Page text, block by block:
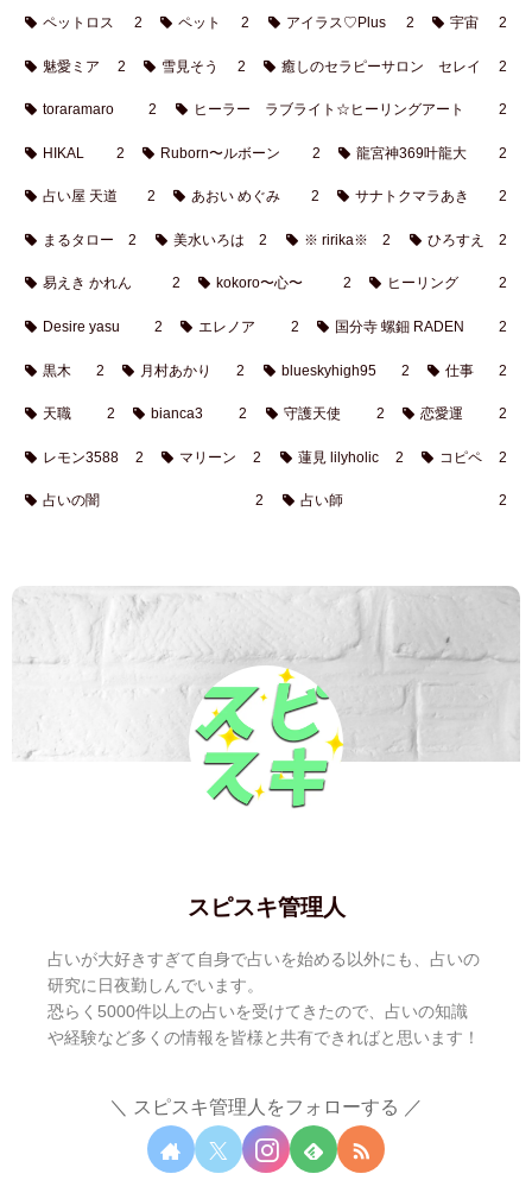
ペットロス 2 ペット 2 アイラス♡Plus 2 宇宙 2
魅愛ミア 2 雪見そう 2 癒しのセラピーサロン セレイ 2
toraramaro 2 ヒーラー ラブライト☆ヒーリングアート 2
HIKAL 2 Ruborn〜ルボーン 2 龍宮神369叶龍大 2
占い屋 天道 2 あおい めぐみ 2 サナトクマラあき 2
まるタロー 2 美水いろは 2 ※ ririka※ 2 ひろすえ 2
易えき かれん 2 kokoro〜心〜 2 ヒーリング 2
Desire yasu 2 エレノア 2 国分寺 螺鈿 RADEN 2
黒木 2 月村あかり 2 blueskyhigh95 2 仕事 2
天職 2 bianca3 2 守護天使 2 恋愛運 2
レモン3588 2 マリーン 2 蓮見 lilyholic 2 コピペ 2
占いの闇 2 占い師 2
スピスキ管理人
占いが大好きすぎて自身で占いを始める以外にも、占いの
研究に日夜勤しんでいます。
恐らく5000件以上の占いを受けてきたので、占いの知識
や経験など多くの情報を皆様と共有できればと思います！
スピスキ管理人をフォローする